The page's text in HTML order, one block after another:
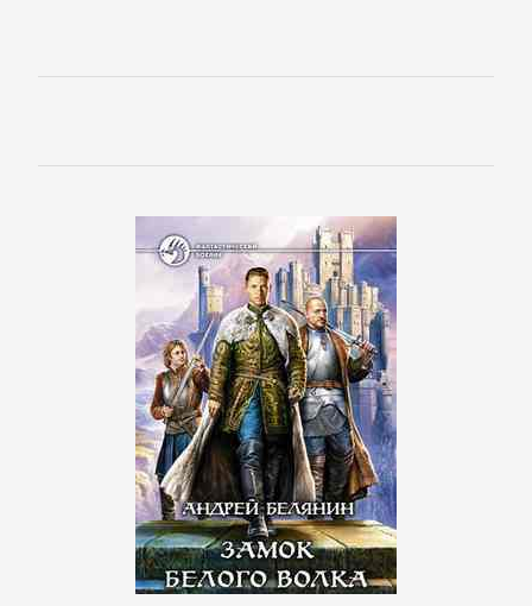
Зарубежная
образовательная
Зарубежная
прикладная
популярная
литература